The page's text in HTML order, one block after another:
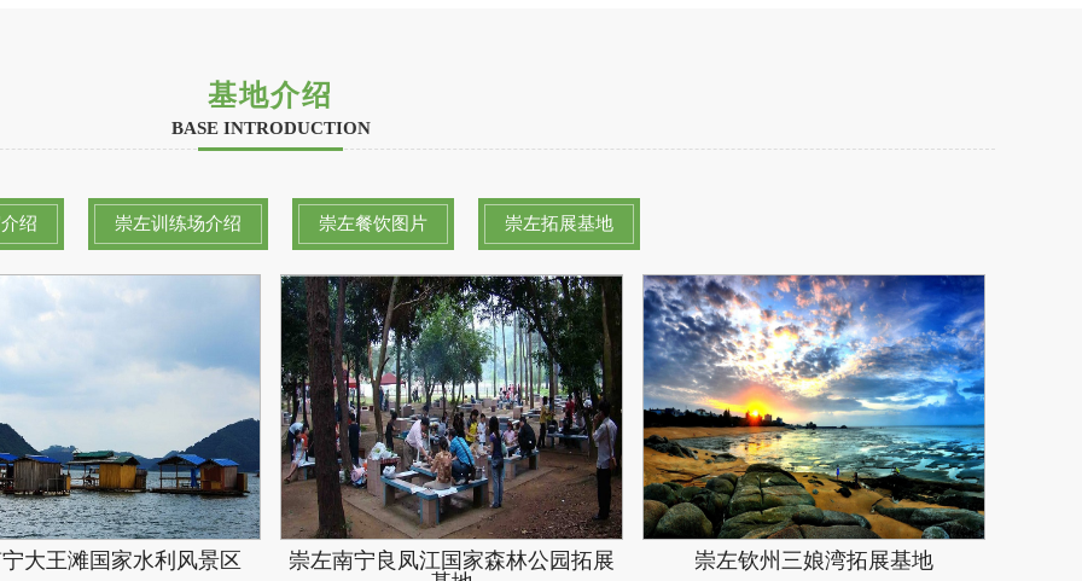
基地介绍
BASE INTRODUCTION
绍 崇左训练场介绍 崇左餐饮图片 崇左拓展基地
大王滩国家水利风景区
崇左南宁良凤江国家森林公园拓展
崇左钦州三娘湾拓展基地